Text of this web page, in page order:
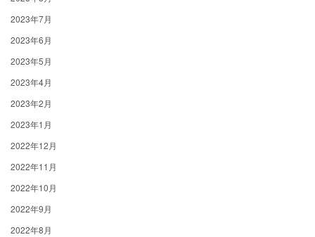
2023年7月
2023年6月
2023年5月
2023年4月
2023年2月
2023年1月
2022年12月
2022年11月
2022年10月
2022年9月
2022年8月